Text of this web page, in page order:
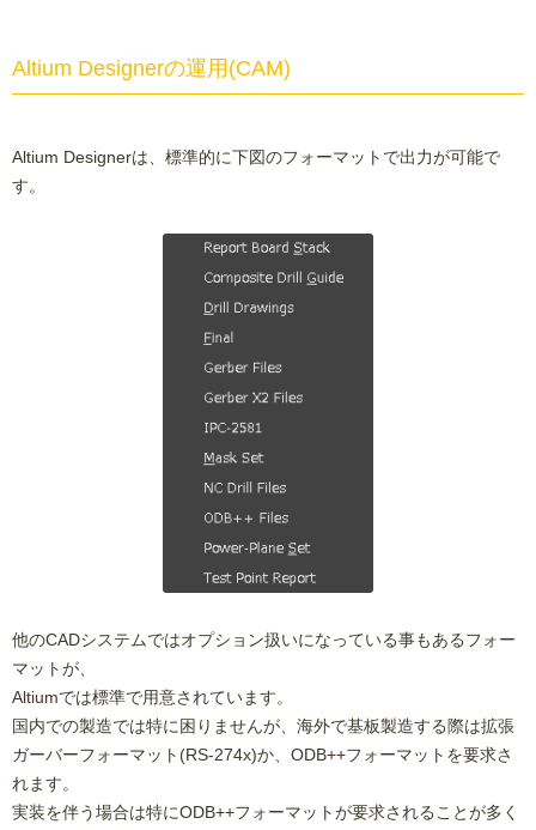
Altium Designerの運用(CAM)
Altium Designerは、標準的に下図のフォーマットで出力が可能で
す。
他のCADシステムではオプション扱いになっている事もあるフォー
マットが、
Altiumでは標準で用意されています。
国内での製造では特に困りませんが、海外で基板製造する際は拡張
ガーバーフォーマット(RS-274x)か、ODB++フォーマットを要求さ
れます。
実装を伴う場合は特にODB++フォーマットが要求されることが多く